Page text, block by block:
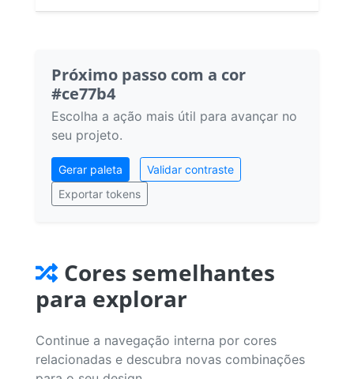
Próximo passo com a cor
#ce77b4
Escolha a ação mais útil para avançar no
seu projeto.
Gerar paleta
Validar contraste
Exportar tokens
Cores semelhantes
para explorar
Continue a navegação interna por cores
relacionadas e descubra novas combinações